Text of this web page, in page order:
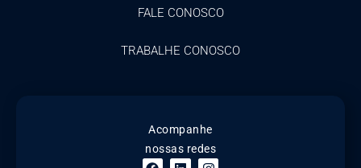
FALE CONOSCO
TRABALHE CONOSCO
Acompanhe
nossas redes